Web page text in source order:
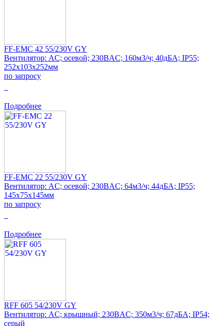
FF-EMC 42 55/230V GY
Вентилятор: AC; осевой; 230ВAC; 160м3/ч; 40дБА; IP55;
252x103x252мм
по запросу
Подробнее
FF-EMC 22 55/230V GY
Вентилятор: AC; осевой; 230ВAC; 64м3/ч; 44дБА; IP55;
145x75x145мм
по запросу
Подробнее
RFF 605 54/230V GY
Вентилятор: AC; крышный; 230ВAC; 350м3/ч; 67дБА; IP54;
серый